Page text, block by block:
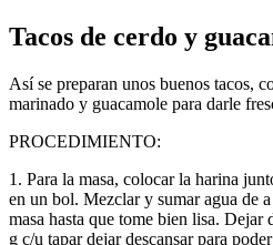
Tacos de cerdo y
Así se preparan unos buenos tacos,
marinado y guacamole para darle
PROCEDIMIENTO:
1. Para la masa, colocar la harina
en un bol. Mezclar y sumar agua de
masa hasta que tome bien lisa. Dejar
g c/u tapar dejar descansar para